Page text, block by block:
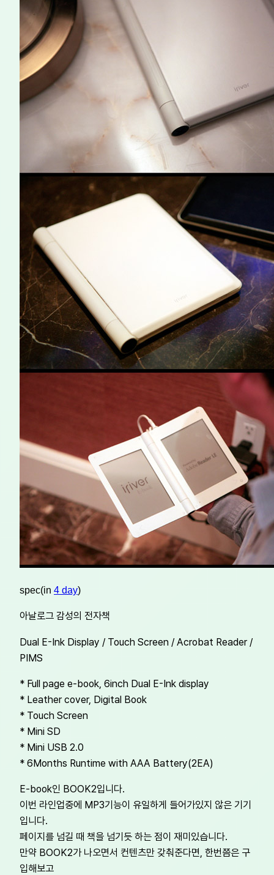
spec(in 4 day)
아날로그 감성의 전자책
Dual E-Ink Display / Touch Screen / Acrobat Reader /
PIMS
* Full page e-book, 6inch Dual E-Ink display
* Leather cover, Digital Book
* Touch Screen
* Mini SD
* Mini USB 2.0
* 6Months Runtime with AAA Battery(2EA)
E-book인 BOOK2입니다.
이번 라인업중에 MP3기능이 유일하게 들어가있지 않은 기기
입니다.
페이지를 넘길 때 책을 넘기듯 하는 점이 재미있습니다.
만약 BOOK2가 나오면서 컨텐츠만 갖춰준다면, 한번쯤은 구
입해보고